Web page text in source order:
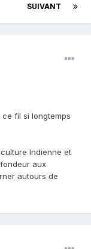
SUIVANT
fil si longtemps
Indienne et
aux
autours de